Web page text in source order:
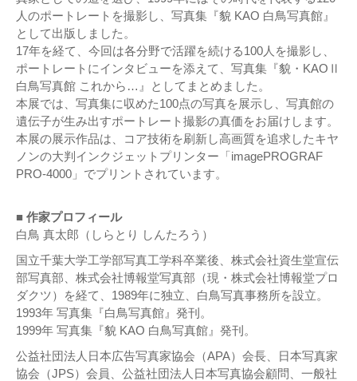
人のポートレートを撮影し、写真集『貌 KAO 白鳥写真館』
として出版しました。
17年を経て、今回は各分野で活躍を続ける100人を撮影し、
ポートレートにインタビューを添えて、写真集『貌・KAOⅡ
白鳥写真館 これから…』としてまとめました。
本展では、写真集に収めた100点の写真を展示し、写真館の
遺伝子が生み出すポートレート撮影の真価をお届けします。
本展の展示作品は、コア技術を刷新し高画質を追求したキヤ
ノンの大判インクジェットプリンター「imagePROGRAF
PRO-4000」でプリントされています。
■ 作家プロフィール
白鳥 真太郎（しらとり しんたろう）
国立千葉大学工学部写真工学科卒業後、株式会社資生堂宣伝
部写真部、株式会社博報堂写真部（現・株式会社博報堂プロ
ダクツ）を経て、1989年に独立、白鳥写真事務所を設立。
1993年 写真集『白鳥写真館』発刊。
1999年 写真集『貌 KAO 白鳥写真館』発刊。
公益社団法人日本広告写真家協会（APA）会長、日本写真家
協会（JPS）会員、公益社団法人日本写真協会顧問、一般社